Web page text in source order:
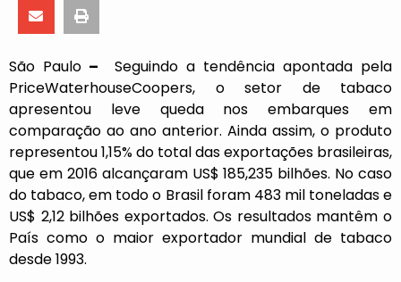
São Paulo –
Seguindo a tendência apontada pela
PriceWaterhouseCoopers, o setor de tabaco
apresentou leve queda nos embarques em
comparação ao ano anterior. Ainda assim, o produto
representou 1,15% do total das exportações brasileiras,
que em 2016 alcançaram US$ 185,235 bilhões. No caso
do tabaco, em todo o Brasil foram 483 mil toneladas e
US$ 2,12 bilhões exportados. Os resultados mantêm o
País como o maior exportador mundial de tabaco
desde 1993.